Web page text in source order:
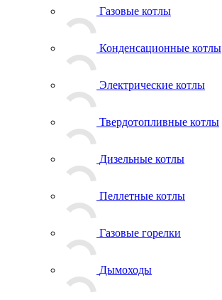
Газовые котлы
Конденсационные котлы
Электрические котлы
Твердотопливные котлы
Дизельные котлы
Пеллетные котлы
Газовые горелки
Дымоходы